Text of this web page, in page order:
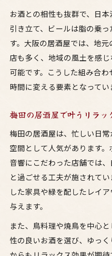
お酒との相性も抜群で、日
引き立て、ビールは脂の乗
す。大阪の居酒屋では、地
店も多く、地域の風土を感
可能です。こうした組み合
時間に変える要素となってい
梅田の居酒屋で叶うリラッ
梅田の居酒屋は、忙しい日
空間として人気があります。
音響にこだわった店舗では
と過ごせる工夫が施されて
した家具や緑を配したレイ
与えます。
また、鳥料理や焼鳥を中心
性の良いお酒を選び、ゆっ